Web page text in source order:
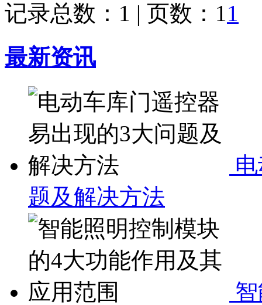
记录总数：1 | 页数：11
最新资讯
题及解决方法